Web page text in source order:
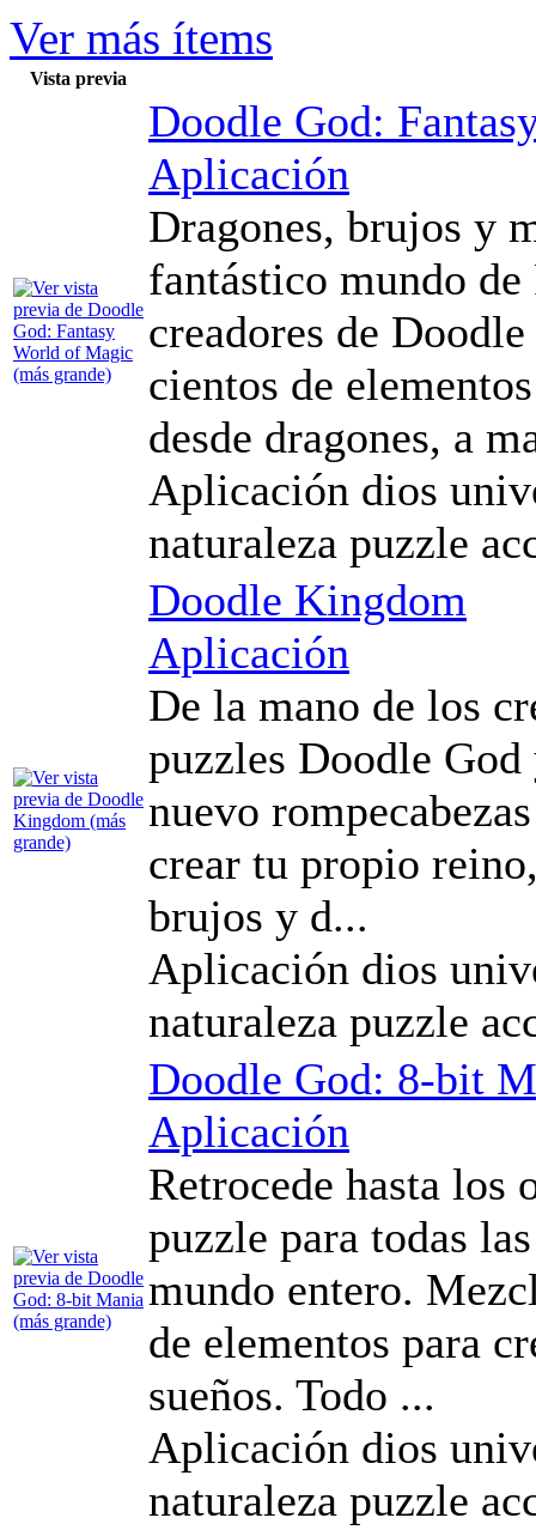
Ver más ítems
Vista previa
Doodle God:
Aplicación
Dragones, brujos y
fantástico mundo
creadores de
cientos de
desde dragones, a
Aplicación dios
naturaleza puzzle
Doodle Kingdom
Aplicación
De la mano de los
puzzles Doodle
nuevo
crear tu propio
brujos y d...
Aplicación dios
naturaleza puzzle
Doodle God: 8-bit
Aplicación
Retrocede hasta los
puzzle para todas
mundo entero.
de elementos para
sueños. Todo ...
Aplicación dios
naturaleza puzzle